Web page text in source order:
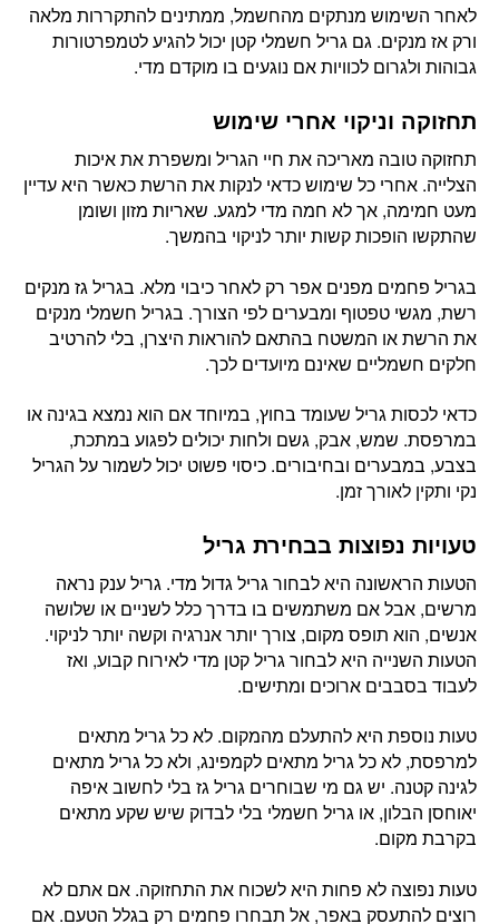
לאחר השימוש מנתקים מהחשמל, ממתינים להתקררות מלאה
ורק אז מנקים. גם גריל חשמלי קטן יכול להגיע לטמפרטורות
גבוהות ולגרום לכוויות אם נוגעים בו מוקדם מדי.
תחזוקה וניקוי אחרי שימוש
תחזוקה טובה מאריכה את חיי הגריל ומשפרת את איכות
הצלייה. אחרי כל שימוש כדאי לנקות את הרשת כאשר היא עדיין
מעט חמימה, אך לא חמה מדי למגע. שאריות מזון ושומן
שהתקשו הופכות קשות יותר לניקוי בהמשך.
בגריל פחמים מפנים אפר רק לאחר כיבוי מלא. בגריל גז מנקים
רשת, מגשי טפטוף ומבערים לפי הצורך. בגריל חשמלי מנקים
את הרשת או המשטח בהתאם להוראות היצרן, בלי להרטיב
חלקים חשמליים שאינם מיועדים לכך.
כדאי לכסות גריל שעומד בחוץ, במיוחד אם הוא נמצא בגינה או
במרפסת. שמש, אבק, גשם ולחות יכולים לפגוע במתכת,
בצבע, במבערים ובחיבורים. כיסוי פשוט יכול לשמור על הגריל
נקי ותקין לאורך זמן.
טעויות נפוצות בבחירת גריל
הטעות הראשונה היא לבחור גריל גדול מדי. גריל ענק נראה
מרשים, אבל אם משתמשים בו בדרך כלל לשניים או שלושה
אנשים, הוא תופס מקום, צורך יותר אנרגיה וקשה יותר לניקוי.
הטעות השנייה היא לבחור גריל קטן מדי לאירוח קבוע, ואז
לעבוד בסבבים ארוכים ומתישים.
טעות נוספת היא להתעלם מהמקום. לא כל גריל מתאים
למרפסת, לא כל גריל מתאים לקמפינג, ולא כל גריל מתאים
לגינה קטנה. יש גם מי שבוחרים גריל גז בלי לחשוב איפה
יאוחסן הבלון, או גריל חשמלי בלי לבדוק שיש שקע מתאים
בקרבת מקום.
טעות נפוצה לא פחות היא לשכוח את התחזוקה. אם אתם לא
רוצים להתעסק באפר, אל תבחרו פחמים רק בגלל הטעם. אם